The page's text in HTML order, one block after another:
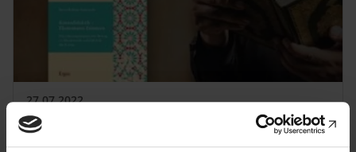
27.07.2022
Neue Reihe zur Islamischen
Religionspädagogik